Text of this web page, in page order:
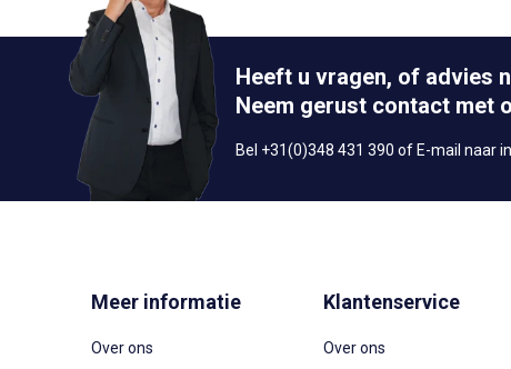
Heeft u vragen, of advies
Neem gerust contact met
Bel +31(0)348 431 390 of E-mail naar
Meer informatie
Over ons
Klantenservice
Over ons